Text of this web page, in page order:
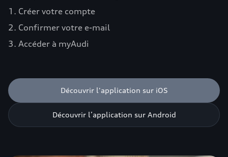
1. Créer votre compte
2. Confirmer votre e-mail
3. Accéder à myAudi
Découvrir l'application sur iOS
Découvrir l’application sur Android